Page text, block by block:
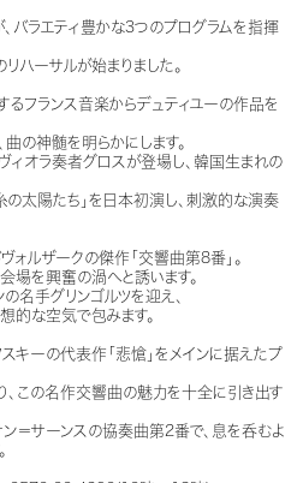
バラエティ豊かな3つのプログラムを指揮
ハーサルが始まりました。
フランス音楽からデュティユーの作品を
の神髄を明らかにします。
ィオラ奏者グロスが登場し、韓国生まれの
の太陽たち」を日本初演し、刺激的な演奏
ォルザークの傑作「交響曲第8番」。
場を興奮の渦へと誘います。
名手グリンゴルツを迎え、
的な空気で包みます。
キーの代表作「悲愴」をメインに据えたプ
、この名作交響曲の魅力を十全に引き出す
ン＝サーンスの協奏曲第2番で、息を呑むよ